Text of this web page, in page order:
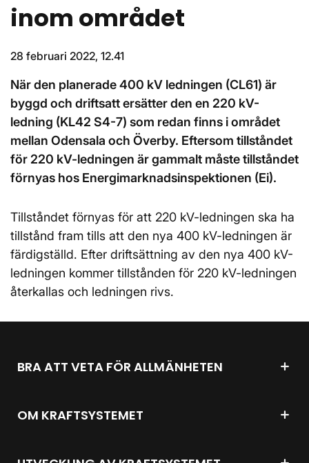
inom området
28 februari 2022, 12.41
När den planerade 400 kV ledningen (CL61) är
byggd och driftsatt ersätter den en 220 kV-
ledning (KL42 S4-7) som redan finns i området
mellan Odensala och Överby. Eftersom tillståndet
för 220 kV-ledningen är gammalt måste tillståndet
förnyas hos Energimarknadsinspektionen (Ei).
Tillståndet förnyas för att 220 kV-ledningen ska ha
tillstånd fram tills att den nya 400 kV-ledningen är
färdigställd. Efter driftsättning av den nya 400 kV-
ledningen kommer tillstånden för 220 kV-ledningen
återkallas och ledningen rivs.
BRA ATT VETA FÖR ALLMÄNHETEN
OM KRAFTSYSTEMET